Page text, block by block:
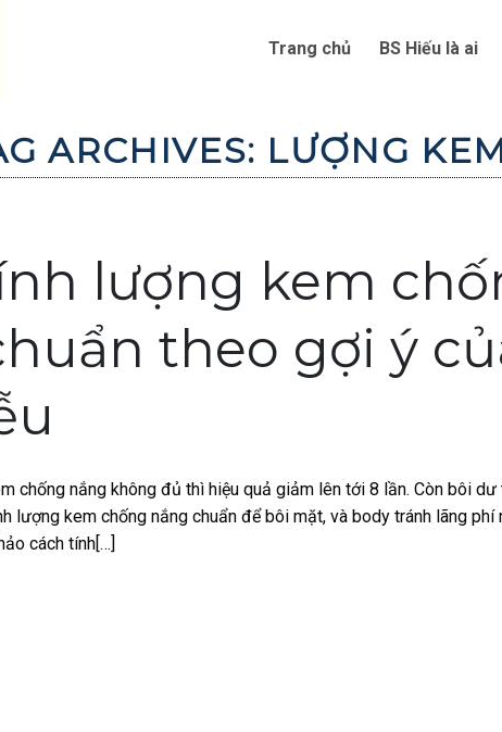
Trang chủ BS Hiếu là ai
ARCHIVES: LƯỢNG
lượng kem
theo gợi ý
chống nắng không đủ thì hiệu quả giảm lên tới 8 lần. Còn bôi
lượng kem chống nắng chuẩn để bôi mặt, và body tránh lãng phí
cách tính[…]